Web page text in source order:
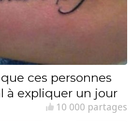
ces personnes
à expliquer un jour
10 000 partages